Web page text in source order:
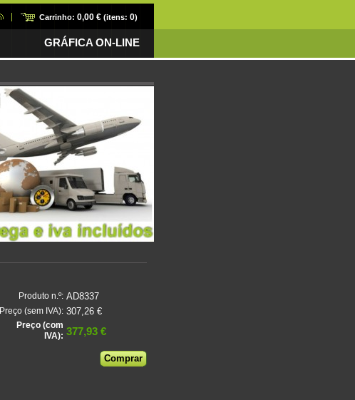
Carrinho: 0,00 € (itens: 0)
GRÁFICA ON-LINE
Produto n.º: AD8337
Preço (sem IVA): 307,26 €
Preço (com
IVA): 377,93 €